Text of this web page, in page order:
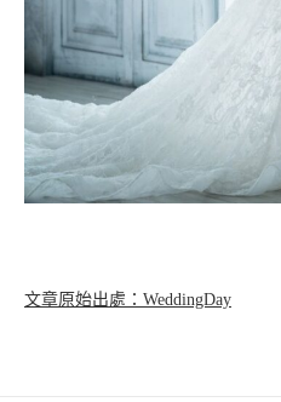
文章原始出處：WeddingDay